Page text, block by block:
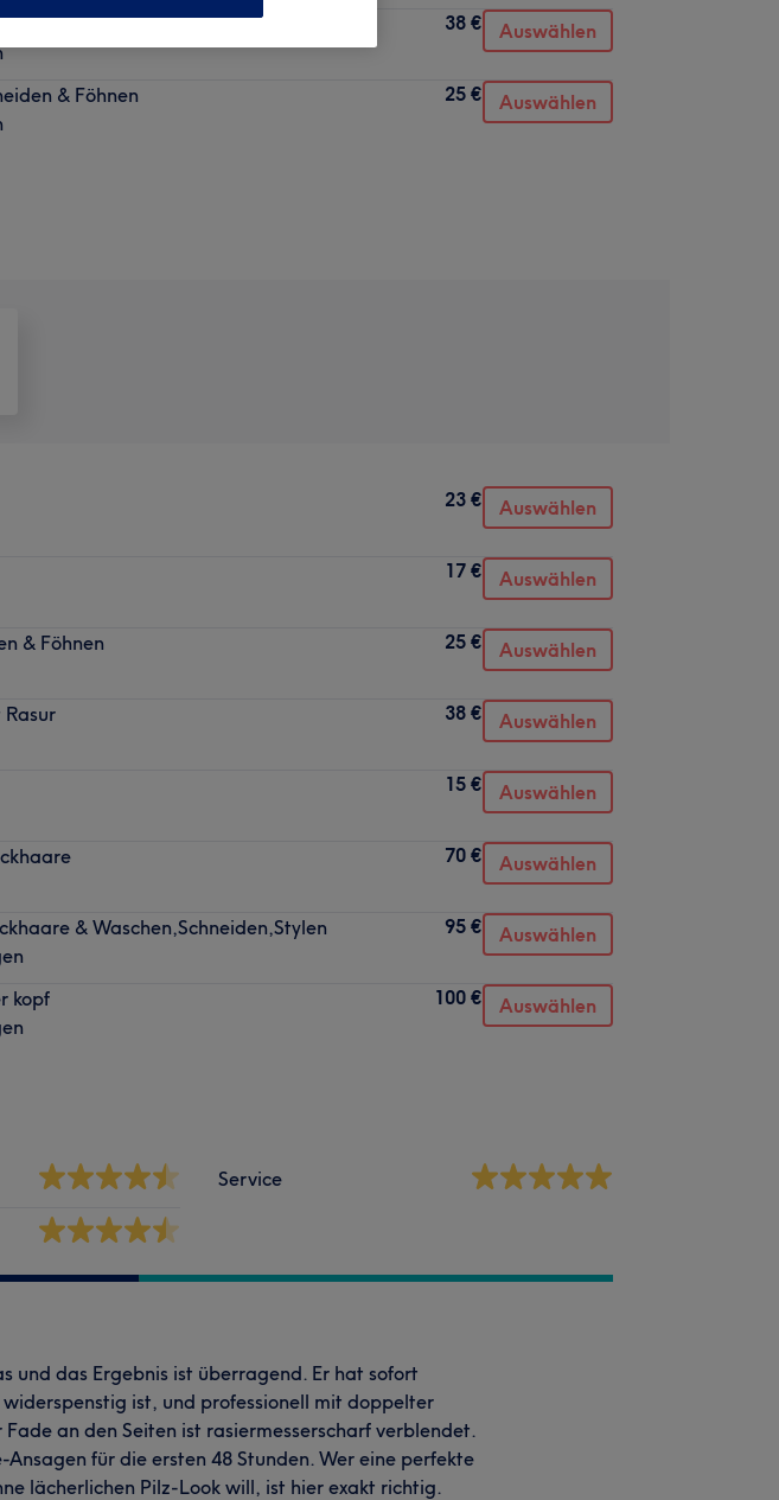
Rasur
38 € Auswählen
& Föhnen
25 € Auswählen
23 € Auswählen
17 € Auswählen
& Föhnen
25 € Auswählen
38 € Auswählen
15 € Auswählen
70 € Auswählen
& Waschen,Schneiden,Stylen
95 € Auswählen
kopf
100 € Auswählen
Service
und das Ergebnis ist überragend. Er hat sofort
ist, und professionell mit doppelter
an den Seiten ist rasiermesserscharf verblendet.
Ansagen für die ersten 48 Stunden. Wer eine perfekte
lächerlichen Pilz-Look will, ist hier exakt richtig.